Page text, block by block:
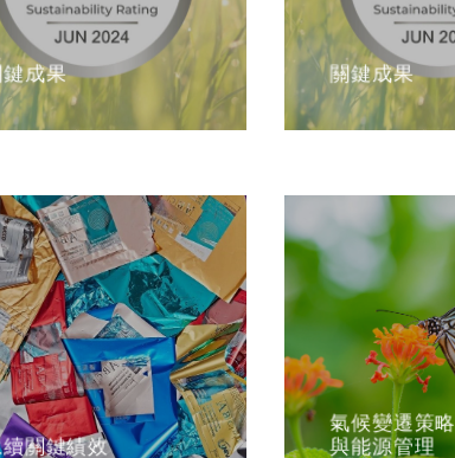
鍵成果 關鍵成果
續關鍵績效
氣候變遷策略
與能源管理